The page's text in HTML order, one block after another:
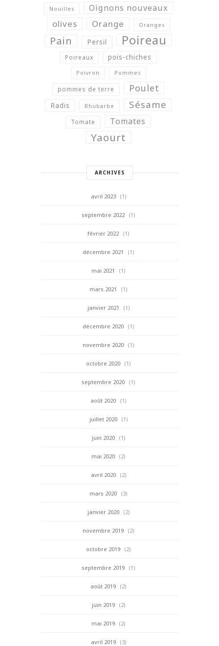
Nouilles Oignons nouveaux
olives Orange Oranges
Pain Persil Poireau
Poireaux pois-chiches
Poivron Pommes
pommes de terre Poulet
Radis Rhubarbe Sésame
Tomate Tomates
Yaourt
ARCHIVES
avril 2023 (1)
septembre 2022 (1)
février 2022 (1)
décembre 2021 (1)
mai 2021 (1)
mars 2021 (1)
janvier 2021 (1)
décembre 2020 (1)
novembre 2020 (1)
octobre 2020 (1)
septembre 2020 (1)
août 2020 (1)
juillet 2020 (1)
juin 2020 (1)
mai 2020 (2)
avril 2020 (2)
mars 2020 (3)
janvier 2020 (2)
novembre 2019 (2)
octobre 2019 (2)
septembre 2019 (1)
août 2019 (2)
juin 2019 (2)
mai 2019 (2)
avril 2019 (3)